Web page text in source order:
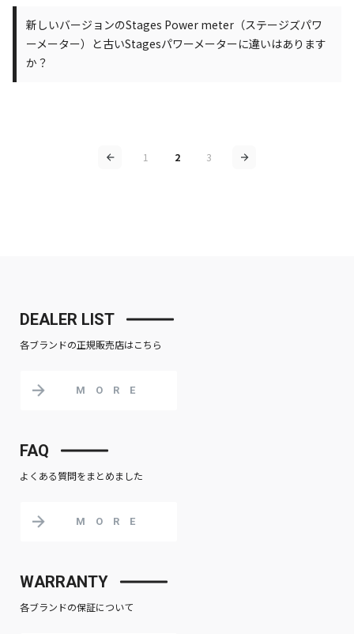
新しいバージョンのStages Power meter（ステージズパワ
ーメーター）と古いStagesパワーメーターに違いはあります
か？
1 2 3
DEALER LIST
各ブランドの正規販売店はこちら
MORE
FAQ
よくある質問をまとめました
MORE
WARRANTY
各ブランドの保証について